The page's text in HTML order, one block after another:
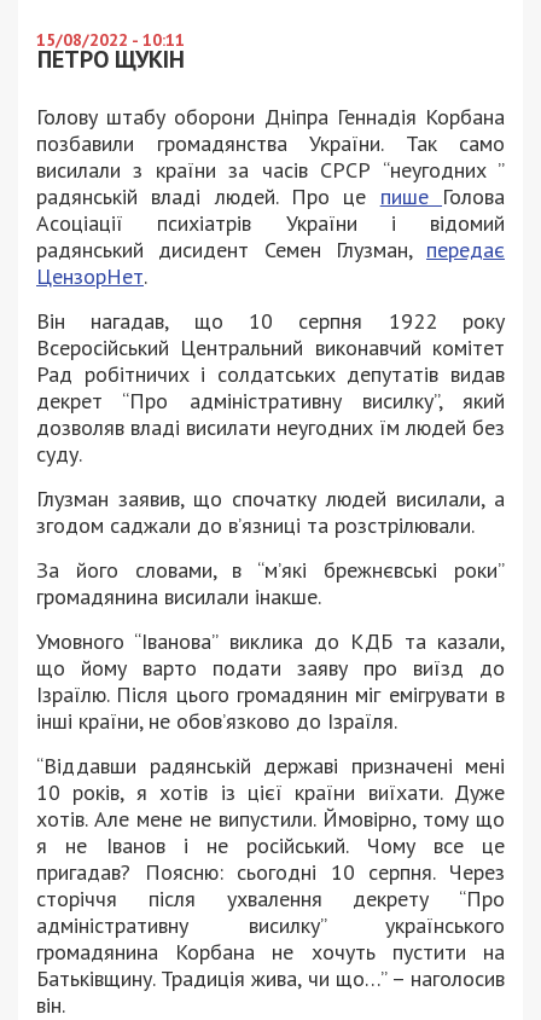
15/08/2022 - 10:11
ПЕТРО ЩУКІН
Голову штабу оборони Дніпра Геннадія Корбана
позбавили громадянства України. Так само
висилали з країни за часів СРСР “неугодних ”
радянській владі людей. Про це пише Голова
Асоціації психіатрів України і відомий
радянський дисидент Семен Глузман, передає
ЦензорНет.
Він нагадав, що 10 серпня 1922 року
Всеросійський Центральний виконавчий комітет
Рад робітничих і солдатських депутатів видав
декрет “Про адміністративну висилку”, який
дозволяв владі висилати неугодних їм людей без
суду.
Глузман заявив, що спочатку людей висилали, а
згодом саджали до в’язниці та розстрілювали.
За його словами, в “м’які брежнєвські роки”
громадянина висилали інакше.
Умовного “Іванова” виклика до КДБ та казали,
що йому варто подати заяву про виїзд до
Ізраїлю. Після цього громадянин міг емігрувати в
інші країни, не обов’язково до Ізраїля.
“Віддавши радянській державі призначені мені
10 років, я хотів із цієї країни виїхати. Дуже
хотів. Але мене не випустили. Ймовірно, тому що
я не Іванов і не російський. Чому все це
пригадав? Поясню: сьогодні 10 серпня. Через
сторіччя після ухвалення декрету “Про
адміністративну висилку” українського
громадянина Корбана не хочуть пустити на
Батьківщину. Традиція жива, чи що…” – наголосив
він.